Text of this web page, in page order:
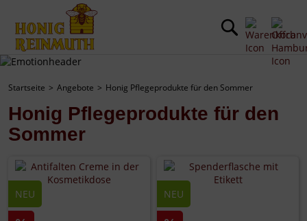
Startseite Angebote Honig Pflegeprodukte für den Sommer
Honig Pflegeprodukte für den
Sommer
NEU NEU